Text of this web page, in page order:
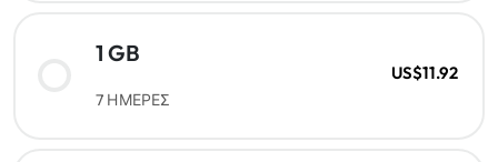
1 GB
7 ΗΜΕΡΕΣ
US$11.92